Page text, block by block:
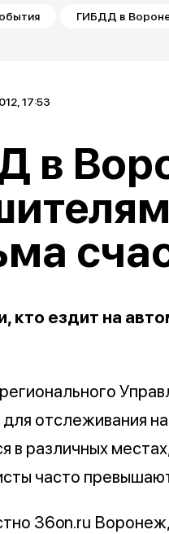
ГИБДД в
17:53
в
кто ездит на
отслеживания
в различных
часто
36on.ru